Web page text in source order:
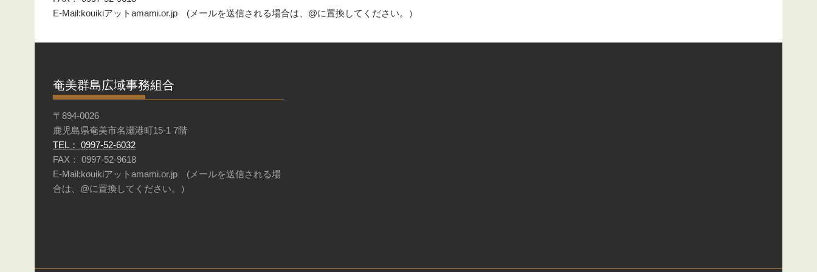
E-Mail:kouikiアットamami.or.jp (メールを送信される場合は、@に置換してください。）
奄美群島広域事務組合
〒894-0026
鹿児島県奄美市名瀬港町15-1 7階
TEL： 0997-52-6032
FAX： 0997-52-9618
E-Mail:kouikiアットamami.or.jp (メールを送信される場
合は、@に置換してください。）